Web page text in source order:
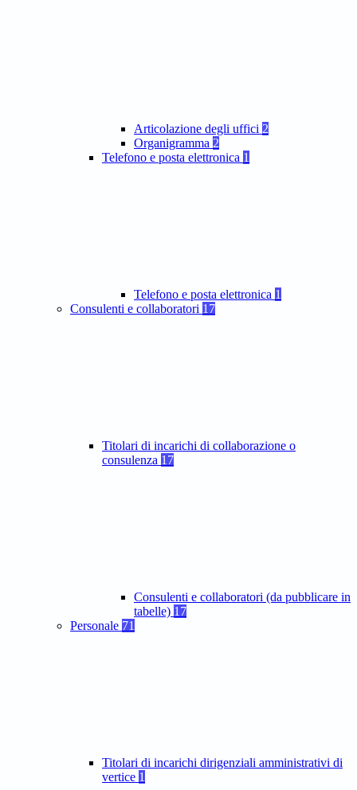
Articolazione degli uffici 2
Organigramma 2
Telefono e posta elettronica 1
Telefono e posta elettronica 1
Consulenti e collaboratori 17
Titolari di incarichi di collaborazione o
consulenza 17
Consulenti e collaboratori (da pubblicare in
tabelle) 17
Personale 71
Titolari di incarichi dirigenziali amministrativi di
vertice 1